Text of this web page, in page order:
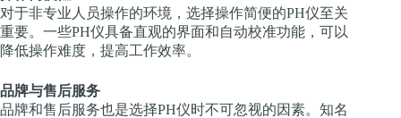
对于非专业人员操作的环境，选择操作简便的PH仪至关
重要。一些PH仪具备直观的界面和自动校准功能，可以
降低操作难度，提高工作效率。
品牌与售后服务
品牌和售后服务也是选择PH仪时不可忽视的因素。知名